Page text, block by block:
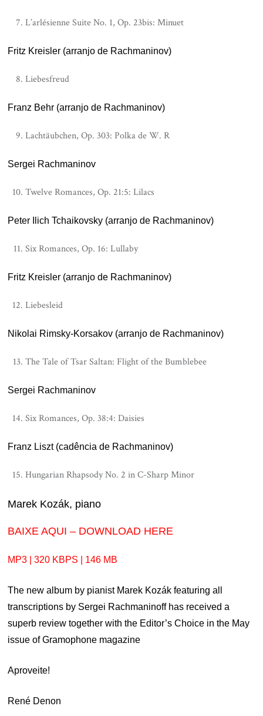
L’arlésienne Suite No. 1, Op. 23bis: Minuet
Fritz Kreisler (arranjo de Rachmaninov)
Liebesfreud
Franz Behr (arranjo de Rachmaninov)
Lachtäubchen, Op. 303: Polka de W. R
Sergei Rachmaninov
Twelve Romances, Op. 21:5: Lilacs
Peter Ilich Tchaikovsky (arranjo de Rachmaninov)
Six Romances, Op. 16: Lullaby
Fritz Kreisler (arranjo de Rachmaninov)
Liebesleid
Nikolai Rimsky-Korsakov (arranjo de Rachmaninov)
The Tale of Tsar Saltan: Flight of the Bumblebee
Sergei Rachmaninov
Six Romances, Op. 38:4: Daisies
Franz Liszt (cadência de Rachmaninov)
Hungarian Rhapsody No. 2 in C-Sharp Minor
Marek Kozák, piano
BAIXE AQUI – DOWNLOAD HERE
MP3 | 320 KBPS | 146 MB
The new album by pianist Marek Kozák featuring all
transcriptions by Sergei Rachmaninoff has received a
superb review together with the Editor’s Choice in the May
issue of Gramophone magazine
Aproveite!
René Denon